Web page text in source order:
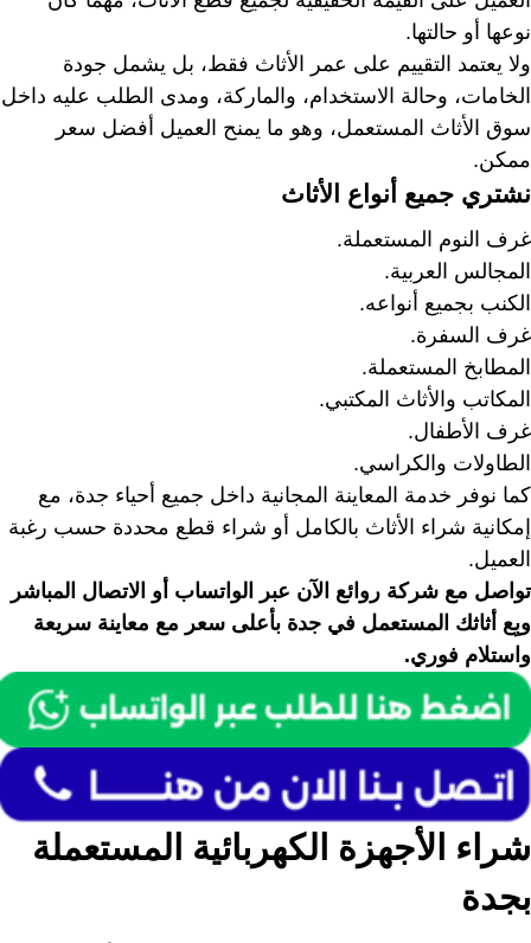
نوعها أو حالتها.
ولا يعتمد التقييم على عمر الأثاث فقط، بل يشمل جودة
الخامات، وحالة الاستخدام، والماركة، ومدى الطلب عليه داخل
سوق الأثاث المستعمل، وهو ما يمنح العميل أفضل سعر
ممكن.
نشتري جميع أنواع الأثاث
غرف النوم المستعملة.
المجالس العربية.
الكنب بجميع أنواعه.
غرف السفرة.
المطابخ المستعملة.
المكاتب والأثاث المكتبي.
غرف الأطفال.
الطاولات والكراسي.
كما نوفر خدمة المعاينة المجانية داخل جميع أحياء جدة، مع
إمكانية شراء الأثاث بالكامل أو شراء قطع محددة حسب رغبة
العميل.
تواصل مع شركة روائع الآن عبر الواتساب أو الاتصال المباشر
وبِع أثاثك المستعمل في جدة بأعلى سعر مع معاينة سريعة
واستلام فوري.
شراء الأجهزة الكهربائية المستعملة
بجدة